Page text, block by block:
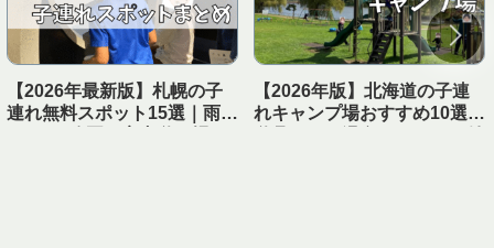
【2026年最新版】札幌の子
連れ無料スポット15選｜雨の
【2026年版】北海道の子連
れキャンプ場おすすめ10選｜